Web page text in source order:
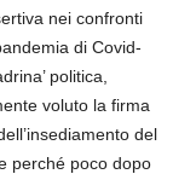
nei confronti
di Covid-
politica,
voluto la firma
del
perché poco dopo